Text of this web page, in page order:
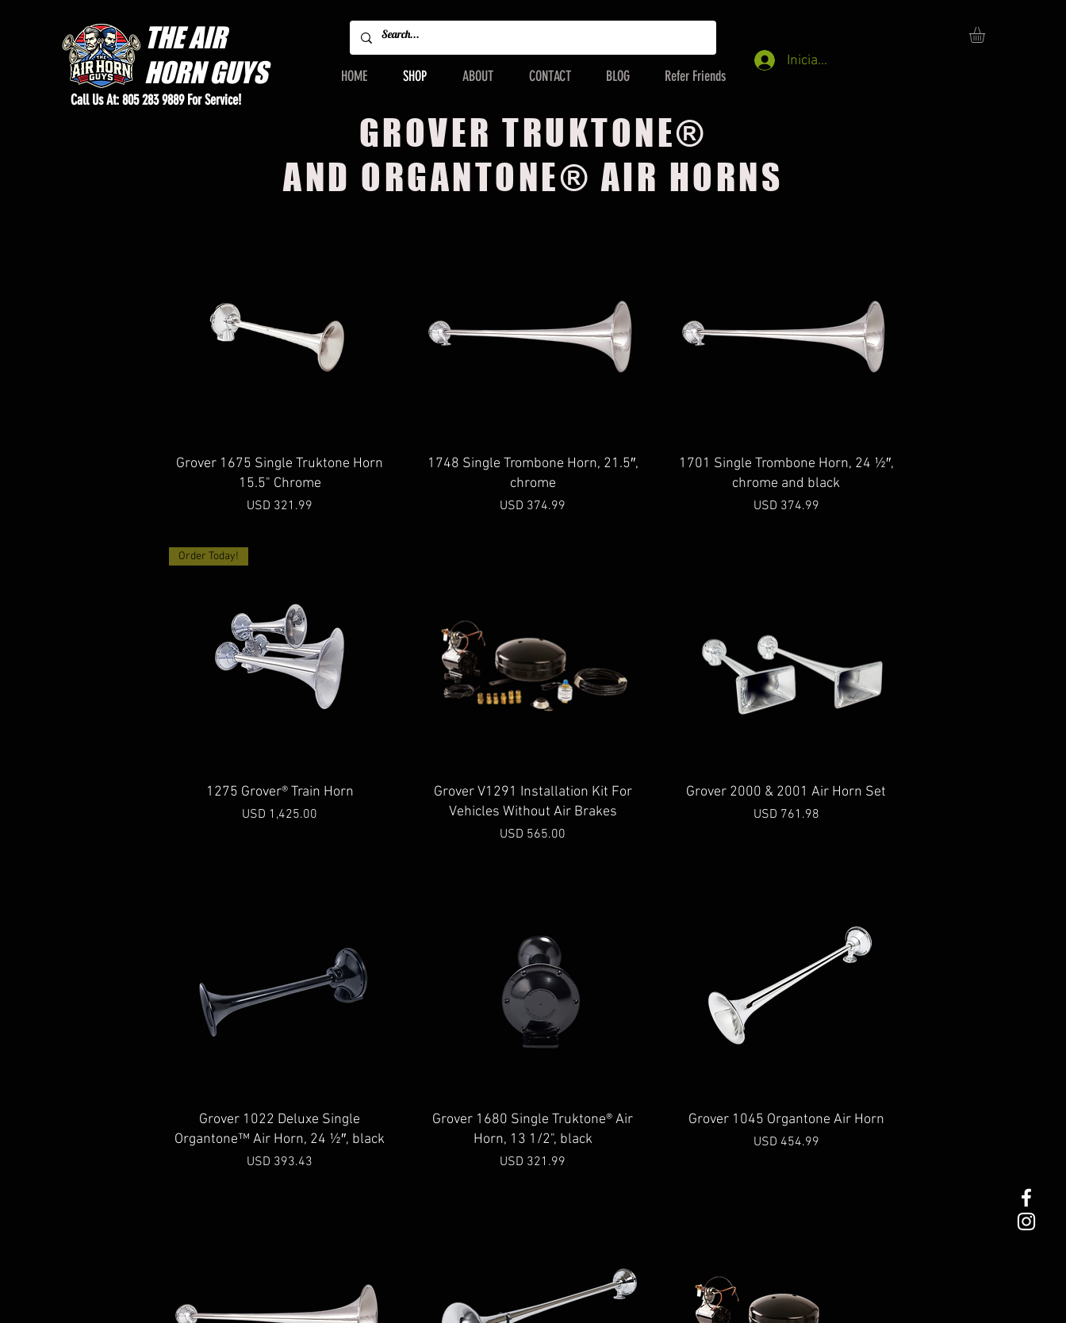
THEAIR
HORN GUYS
HOME SHOP ABOUT CONTACT BLOG
Refer Friends
Call Us At: 805 283 9889 For Service!
Iniciar sesión
GROVER TRUKTONE®
AND ORGANTONE® AIR HORNS
Vista rápida
Grover 1675 Single Truktone Horn
15.5" Chrome
Precio
USD 321.99
Vista rápida
1748 Single Trombone Horn, 21.5″,
chrome
Precio
USD 374.99
Vista rápida
1701 Single Trombone Horn, 24 ½″,
chrome and black
Precio
USD 374.99
Vista rápida
Order Today!
1275 Grover® Train Horn
Precio
USD 1,425.00
Vista rápida
Grover V1291 Installation Kit For
Vehicles Without Air Brakes
Precio
USD 565.00
Vista rápida
Grover 2000 & 2001 Air Horn Set
Precio
USD 761.98
Vista rápida
Grover 1022 Deluxe Single
Organtone™ Air Horn, 24 ½″, black
Precio
USD 393.43
Vista rápida
Grover 1680 Single Truktone® Air
Horn, 13 1/2", black
Precio
USD 321.99
Vista rápida
Grover 1045 Organtone Air Horn
Precio
USD 454.99